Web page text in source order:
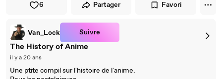
6 Partager Favori
Van_Lock Suivre
The History of Anime
il y a 20 ans
Une ptite compil sur l'histoire de l'anime.